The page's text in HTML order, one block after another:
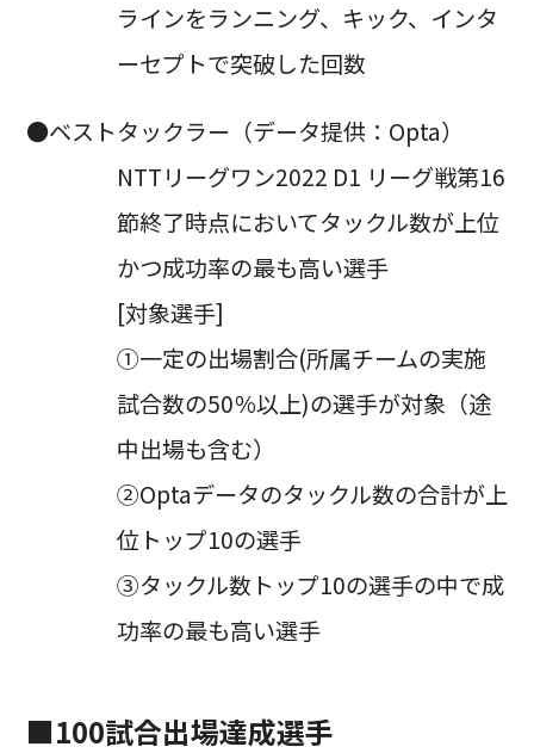
ラインをランニング、キック、インタ
ーセプトで突破した回数
●ベストタックラー（データ提供：Opta）
NTTリーグワン2022 D1 リーグ戦第16
節終了時点においてタックル数が上位
かつ成功率の最も高い選手
[対象選手]
①一定の出場割合(所属チームの実施
試合数の50％以上)の選手が対象（途
中出場も含む）
②Optaデータのタックル数の合計が上
位トップ10の選手
③タックル数トップ10の選手の中で成
功率の最も高い選手
■100試合出場達成選手